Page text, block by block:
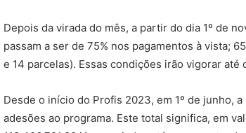
Depois da virada do mês, a partir do dia 1º de
passam a ser de 75% nos pagamentos à vista;
e 14 parcelas). Essas condições irão vigorar até
Desde o início do Profis 2023, em 1º de junho,
adesões ao programa. Este total significa, em